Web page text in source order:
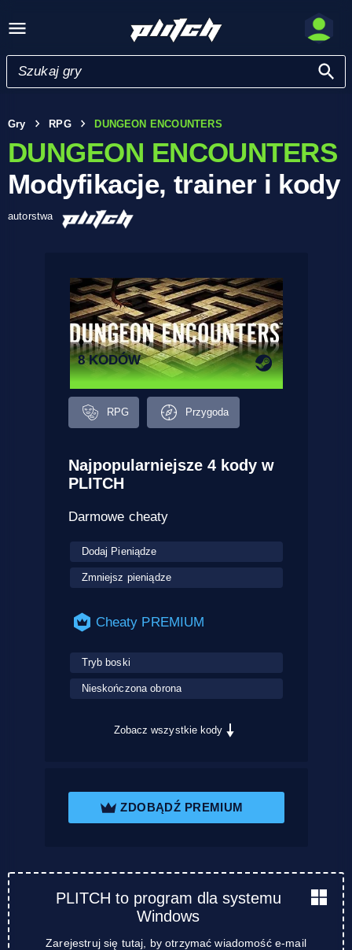
Gry RPG DUNGEON ENCOUNTERS
DUNGEON ENCOUNTERS
Modyfikacje, trainer i kody
autorstwa
8 KODÓW
RPG Przygoda
Najpopularniejsze 4 kody w
PLITCH
Darmowe cheaty
Dodaj Pieniądze
Zmniejsz pieniądze
Cheaty PREMIUM
Tryb boski
Nieskończona obrona
Zobacz wszystkie kody
ZDOBĄDŹ PREMIUM
PLITCH to program dla systemu
Windows
Zarejestruj się tutaj, by otrzymać wiadomość e-mail